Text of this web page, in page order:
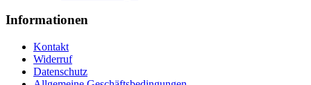
Informationen
Kontakt
Widerruf
Datenschutz